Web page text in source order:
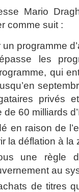
Mario
comme suit :
programme
les
qui
privés
60 milliards
en raison de
la déflation à la
une règle
au
de titres